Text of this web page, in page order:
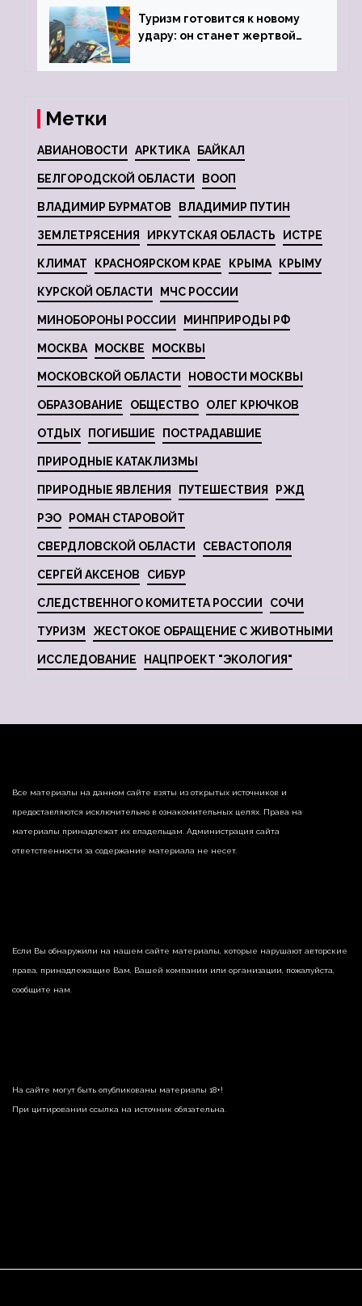
Туризм готовится к новому
удару: он станет жертвой
Метки
АВИАНОВОСТИ АРКТИКА БАЙКАЛ
БЕЛГОРОДСКОЙ ОБЛАСТИ ВООП
ВЛАДИМИР БУРМАТОВ ВЛАДИМИР ПУТИН
ЗЕМЛЕТРЯСЕНИЯ ИРКУТСКАЯ ОБЛАСТЬ ИСТРЕ
КЛИМАТ КРАСНОЯРСКОМ КРАЕ КРЫМА КРЫМУ
КУРСКОЙ ОБЛАСТИ МЧС РОССИИ
МИНОБОРОНЫ РОССИИ МИНПРИРОДЫ РФ
МОСКВА МОСКВЕ МОСКВЫ
МОСКОВСКОЙ ОБЛАСТИ НОВОСТИ МОСКВЫ
ОБРАЗОВАНИЕ ОБЩЕСТВО ОЛЕГ КРЮЧКОВ
ОТДЫХ ПОГИБШИЕ ПОСТРАДАВШИЕ
ПРИРОДНЫЕ КАТАКЛИЗМЫ
ПРИРОДНЫЕ ЯВЛЕНИЯ ПУТЕШЕСТВИЯ РЖД
РЭО РОМАН СТАРОВОЙТ
СВЕРДЛОВСКОЙ ОБЛАСТИ СЕВАСТОПОЛЯ
СЕРГЕЙ АКСЕНОВ СИБУР
СЛЕДСТВЕННОГО КОМИТЕТА РОССИИ СОЧИ
ТУРИЗМ ЖЕСТОКОЕ ОБРАЩЕНИЕ С ЖИВОТНЫМИ
ИССЛЕДОВАНИЕ НАЦПРОЕКТ "ЭКОЛОГИЯ"
Все материалы на данном сайте взяты из открытых источников и
предоставляются исключительно в ознакомительных целях. Права на
материалы принадлежат их владельцам. Администрация сайта
ответственности за содержание материала не несет.
Если Вы обнаружили на нашем сайте материалы, которые нарушают авторские
права, принадлежащие Вам, Вашей компании или организации, пожалуйста,
сообщите нам.
На сайте могут быть опубликованы материалы 18+!
При цитировании ссылка на источник обязательна.